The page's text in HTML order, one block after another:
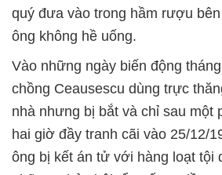
quý đưa vào trong hầm rượu
ông không hề uống.
Vào những ngày biến động
chồng Ceausescu dùng trực
nhà nhưng bị bắt và chỉ sau một
hai giờ đầy tranh cãi vào 25/12/
ông bị kết án tử với hàng loạt tội